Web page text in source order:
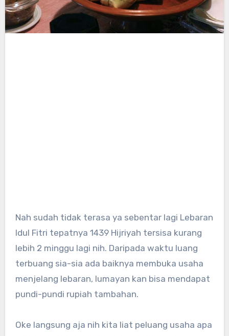
Nah sudah tidak terasa ya sebentar lagi Lebaran
Idul Fitri tepatnya 1439 Hijriyah tersisa kurang
lebih 2 minggu lagi nih. Daripada waktu luang
terbuang sia-sia ada baiknya membuka usaha
menjelang lebaran, lumayan kan bisa mendapat
pundi-pundi rupiah tambahan.
Oke langsung aja nih kita liat peluang usaha apa